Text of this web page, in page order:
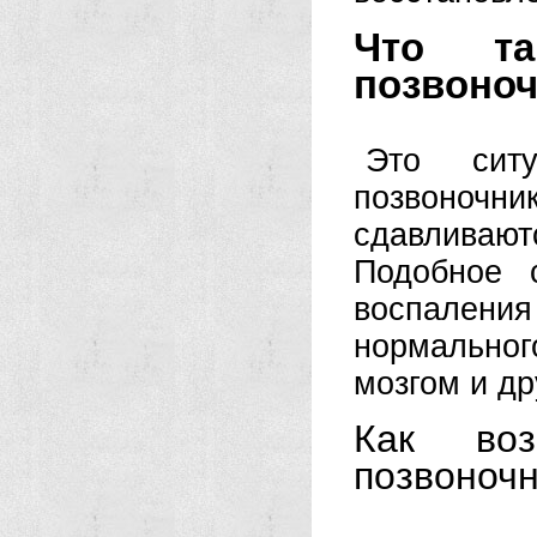
Что
Это
Подобное
мозгом и
Как